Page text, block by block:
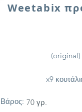
Weetabix
(original)
x9
Βάρος: 70 γρ.